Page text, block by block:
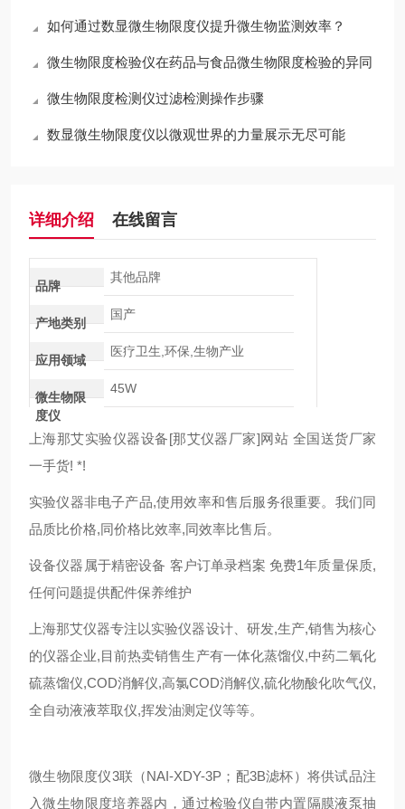
如何通过数显微生物限度仪提升微生物监测效率？
微生物限度检验仪在药品与食品微生物限度检验的异同
微生物限度检测仪过滤检测操作步骤
数显微生物限度仪以微观世界的力量展示无尽可能
详细介绍 在线留言
品牌
其他品牌
产地类别
国产
应用领域
医疗卫生,环保,生物产业
微生物限
度仪
45W
上海那艾实验仪器设备[那艾仪器厂家]网站 全国送货厂家
一手货! *!
实验仪器非电子产品,使用效率和售后服务很重要。我们同
品质比价格,同价格比效率,同效率比售后。
设备仪器属于精密设备 客户订单录档案 免费1年质量保质,
任何问题提供配件保养维护
上海那艾仪器专注以实验仪器设计、研发,生产,销售为核心
的仪器企业,目前热卖销售生产有一体化蒸馏仪,中药二氧化
硫蒸馏仪,COD消解仪,高氯COD消解仪,硫化物酸化吹气仪,
全自动液液萃取仪,挥发油测定仪等等。
微生物限度仪3联（NAI-XDY-3P；配3B滤杯）将供试品注
入微生物限度培养器内，通过检验仪自带内置隔膜液泵抽